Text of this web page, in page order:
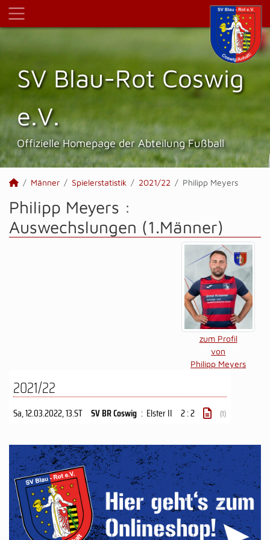
SV Blau-Rot Coswig
e.V.
Offizielle Homepage der Abteilung Fußball
Männer Spielerstatistik 2021/22 Philipp Meyers
Philipp Meyers :
Auswechslungen (1.Männer)
zum Profil
von
Philipp Meyers
2021/22
Sa, 12.03.2022, 13.ST SV BR Coswig : Elster II 2 : 2 (1)